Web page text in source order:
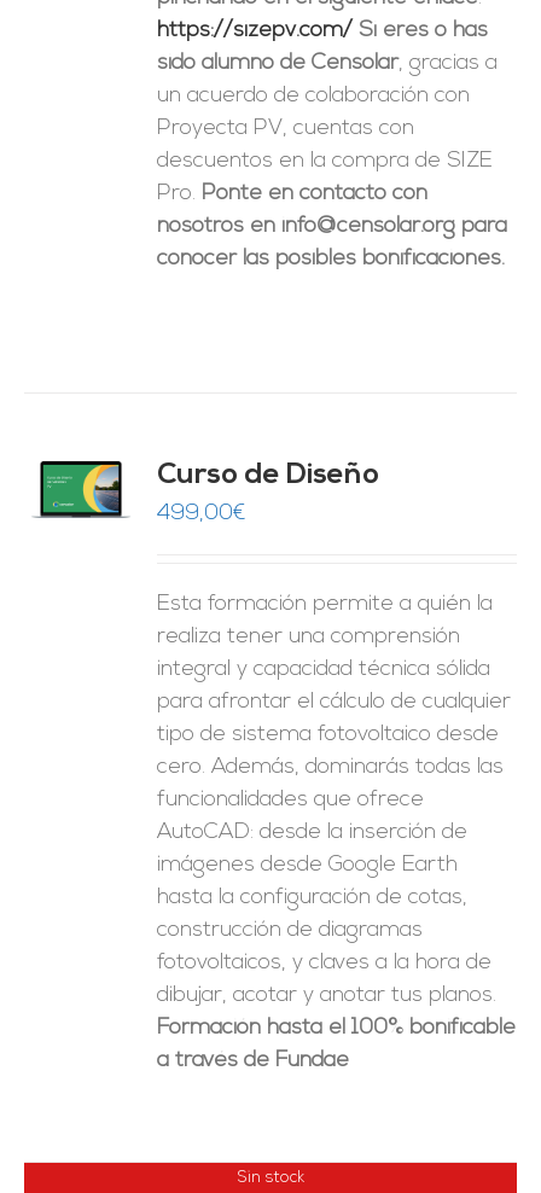
https://sizepv.com/ Si eres o has
sido alumno de Censolar, gracias a
un acuerdo de colaboración con
Proyecta PV, cuentas con
descuentos en la compra de SIZE
Pro. Ponte en contacto con
nosotros en info@censolar.org para
conocer las posibles bonificaciones.
Curso de Diseño
499,00€
Esta formación permite a quién la
realiza tener una comprensión
integral y capacidad técnica sólida
para afrontar el cálculo de cualquier
tipo de sistema fotovoltaico desde
cero. Además, dominarás todas las
funcionalidades que ofrece
AutoCAD: desde la inserción de
imágenes desde Google Earth
hasta la configuración de cotas,
construcción de diagramas
fotovoltaicos, y claves a la hora de
dibujar, acotar y anotar tus planos.
Formación hasta el 100% bonificable
a través de Fundae
Sin stock